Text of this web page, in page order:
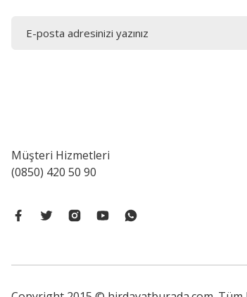
Müşteri Hizmetleri
(0850) 420 50 90